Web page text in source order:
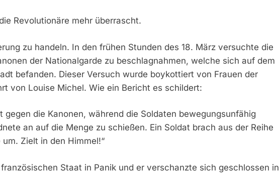
Revolutionäre mehr überrascht.
zu handeln. In den frühen Stunden des 18. März versuchte die
der Nationalgarde zu beschlagnahmen, welche sich auf dem
befanden. Dieser Versuch wurde boykottiert von Frauen der
von Louise Michel. Wie ein Bericht es schildert:
gegen die Kanonen, während die Soldaten bewegungsunfähig
an auf die Menge zu schießen. Ein Soldat brach aus der Reihe
Zielt in den Himmel!“
Staat in Panik und er verschanzte sich geschlossen in